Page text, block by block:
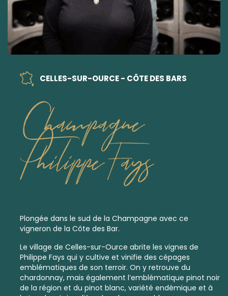
CELLES-SUR-OURCE - CÔTE DES BARS
Champagne
Philippe Fays
Plongée dans le sud de la Champagne avec ce
vigneron de la Côte des Bar.
Le village de Celles-sur-Ource abrite les vignes de
Philippe Fays qui y cultive et vinifie des cépages
emblématiques de son terroir. On y retrouve du
chardonnay, mais également l’emblématique pinot noir
de la région et du pinot blanc, variété endémique et à